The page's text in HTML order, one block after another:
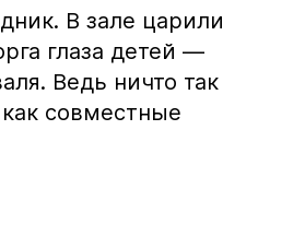
В зале царили
глаза детей —
Ведь ничто так
совместные